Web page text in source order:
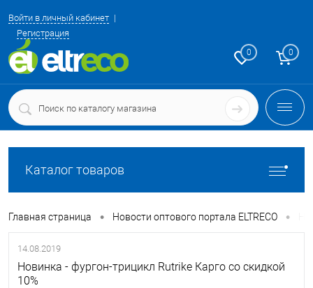
Войти в личный кабинет
Регистрация
0 0
Каталог товаров
Главная страница • Новости оптового портала ELTRECO •
14.08.2019
Новинка - фургон-трицикл Rutrike Карго со скидкой
10%